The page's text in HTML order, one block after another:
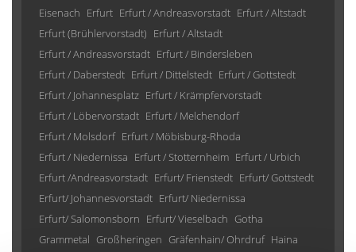
Eisenach Erfurt Erfurt / Andreasvorstadt Erfurt / Altstadt
Erfurt (Brühlervorstadt) Erfurt / Altstadt
Erfurt / Andreasvorstadt Erfurt / Bindersleben
Erfurt / Daberstedt Erfurt / Dittelstedt Erfurt / Gottstedt
Erfurt / Johannesplatz Erfurt / Krämpfervorstadt
Erfurt / Löbervorstadt Erfurt / Melchendorf
Erfurt / Molsdorf Erfurt / Möbisburg-Rhoda
Erfurt / Niedernissa Erfurt / Stotternheim Erfurt / Urbich
Erfurt /Andreasvorstadt Erfurt/ Frienstedt Erfurt/ Gottstedt
Erfurt/ Johannesvorstadt Erfurt/ Niedernissa
Erfurt/ Salomonsborn Erfurt/ Vieselbach Gotha
Grammetal Großheringen Gräfenhain/ Ohrdruf Haina